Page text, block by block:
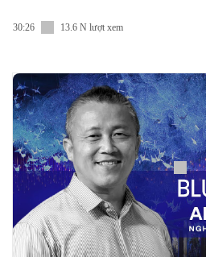
30:26 13.6 N lượt xem